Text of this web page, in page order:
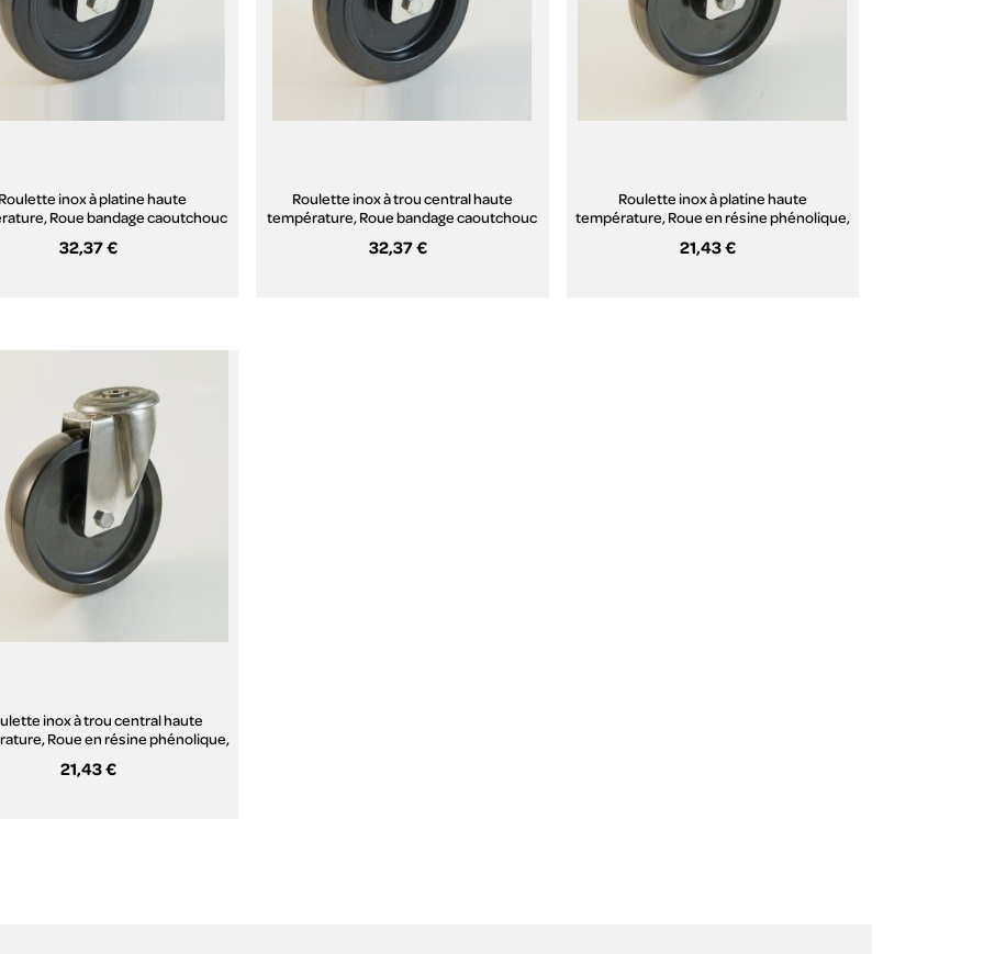
Roulette inox à platine haute
Roue bandage caoutchouc
32,37 €
Roulette inox à trou central haute
température, Roue bandage caoutchouc
32,37 €
Roulette inox à platine haute
température, Roue en résine phénolique,
21,43 €
inox à trou central haute
Roue en résine phénolique,
21,43 €